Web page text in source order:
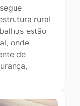
rural
estão
onde
de